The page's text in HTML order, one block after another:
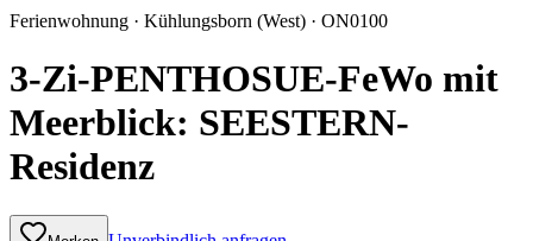
Ferienwohnung · Kühlungsborn (West) · ON0100
3-Zi-PENTHOSUE-FeWo mit
Meerblick: SEESTERN-
Residenz